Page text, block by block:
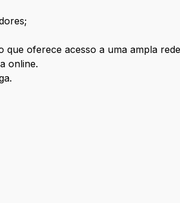
oferece acesso a uma ampla
online.